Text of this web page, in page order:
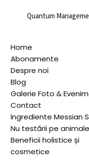
Home
Abonamente
Despre noi
Blog
Galerie Foto &
Contact
Ingrediente Messian
Nu testării pe animale
Beneficii holistice și
cosmetice
Quantum